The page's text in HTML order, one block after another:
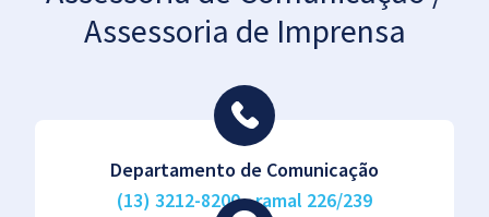
Assessoria de Imprensa
Departamento de Comunicação
(13) 3212-8200 - ramal 226/239